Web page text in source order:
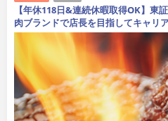
【年休118日&連続休暇取得OK】東
肉ブランドで店長を目指してキャリ